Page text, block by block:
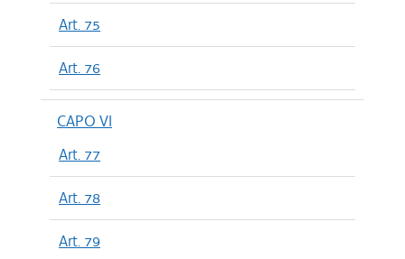
Art. 75
Art. 76
CAPO VI
Art. 77
Art. 78
Art. 79